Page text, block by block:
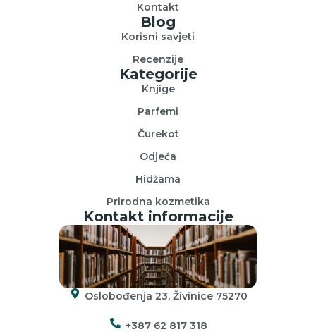
Kontakt
Blog
Korisni savjeti
Recenzije
Kategorije
Knjige
Parfemi
Čurekot
Odjeća
Hidžama
Prirodna kozmetika
Kontakt informacije
Oslobođenja 23, Živinice 75270
+387 62 817 318